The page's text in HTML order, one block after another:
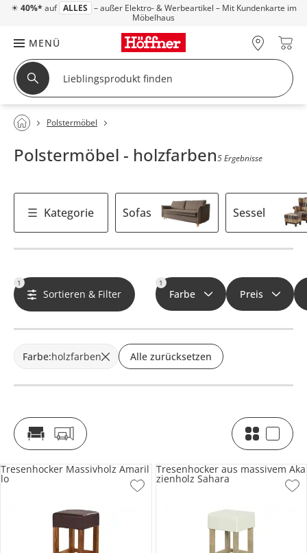
☀ 40%* auf ALLES – außer Elektro- & Werbeartikel – Mit Kundenkarte im
Möbelhaus
MENÜ
Polstermöbel
Polstermöbel - holzfarben5 Ergebnisse
Kategorie Sofas Sessel
1
Sortieren & Filter
1
Farbe Preis
Farbe:holzfarben Alle zurücksetzen
Tresenhocker Massivholz Amaril
lo
Tresenhocker aus massivem Aka
zienholz Sahara